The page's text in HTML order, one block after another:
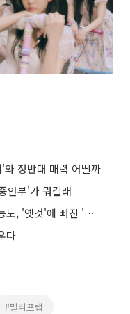
정반대 매력 어떨까
안부'가 뭐길래
"타임머신 탄 건가요?"…음악도 예능도, '옛것'에 빠진 '요즘 것들'
다
#빌리프랩